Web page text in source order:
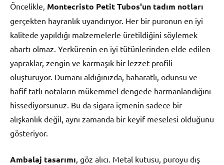
Öncelikle, Montecristo Petit Tubos'un tadım notları
gerçekten hayranlık uyandırıyor. Her bir puronun en iyi
kalitede yapıldığı malzemelerle üretildiğini söylemek
abartı olmaz. Yerkürenin en iyi tütünlerinden elde edilen
yapraklar, zengin ve karmaşık bir lezzet profili
oluşturuyor. Dumanı aldığınızda, baharatlı, odunsu ve
hafif tatlı notaların mükemmel dengede harmanlandığını
hissediyorsunuz. Bu da sigara içmenin sadece bir
alışkanlık değil, aynı zamanda bir keyif meselesi olduğunu
gösteriyor.
Ambalaj tasarımı , göz alıcı. Metal kutusu, puroyu dış